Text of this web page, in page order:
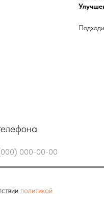
политикой